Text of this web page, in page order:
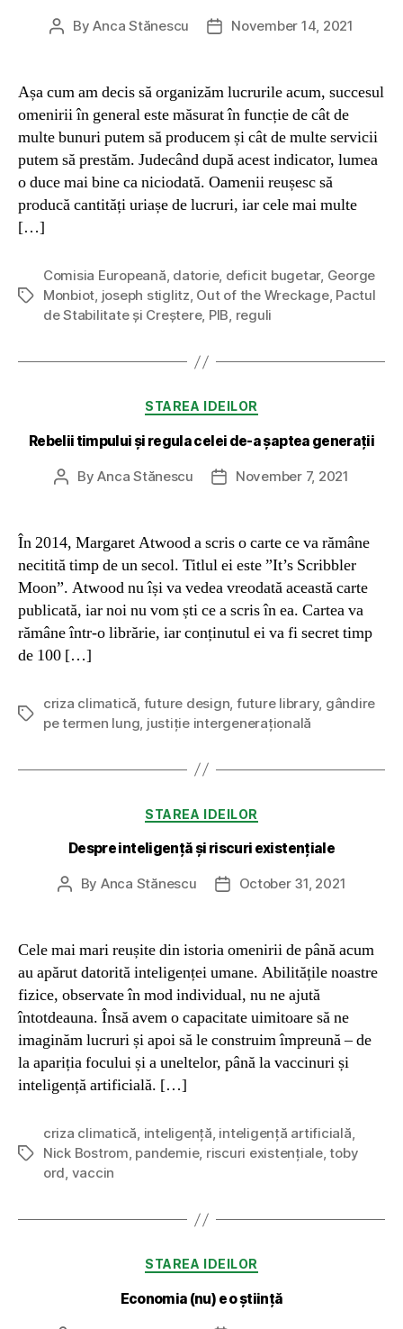
PostByAnca Stănescu
PostNovember 14, 2021
Așa cum am decis să organizăm lucrurile acum, succesul
omenirii în general este măsurat în funcție de cât de
multe bunuri putem să producem și cât de multe servicii
putem să prestăm. Judecând după acest indicator, lumea
o duce mai bine ca niciodată. Oamenii reușesc să
producă cantități uriașe de lucruri, iar cele mai multe
[…]
Tags
Comisia Europeană, datorie, deficit bugetar, George
Monbiot, joseph stiglitz, Out of the Wreckage, Pactul
de Stabilitate și Creștere, PIB, reguli
Categories
STAREA IDEILOR
Rebelii timpului și regula celei de-a șaptea generații
PostByAnca Stănescu
PostNovember 7, 2021
În 2014, Margaret Atwood a scris o carte ce va rămâne
necitită timp de un secol. Titlul ei este ”It’s Scribbler
Moon”. Atwood nu își va vedea vreodată această carte
publicată, iar noi nu vom ști ce a scris în ea. Cartea va
rămâne într-o librărie, iar conținutul ei va fi secret timp
de 100 […]
Tags
criza climatică future design future library, gândire
pe termen lung justiție intergenerațională
Categories
STAREA IDEILOR
Despre inteligență și riscuri existențiale
Post
By Anca Stănescu
PostOctober 31, 2021
Cele mai mari reușite din istoria omenirii de până acum
au apărut datorită inteligenței umane. Abilitățile noastre
fizice, observate în mod individual, nu ne ajută
întotdeauna. Însă avem o capacitate uimitoare să ne
imaginăm lucruri și apoi să le construim împreună – de
la apariția focului și a uneltelor, până la vaccinuri și
inteligență artificială. […]
Tags
criza climatică, inteligență, inteligență artificială,
Nick Bostrom, pandemie, riscuri existențiale,toby
ord, vaccin
Categories
STAREA IDEILOR
Economia (nu) e o știință